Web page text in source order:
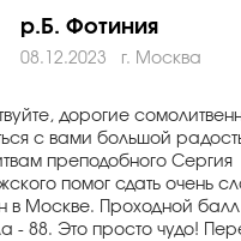
р.Б. Фотиния
08.12.2023 г. Москва
дорогие
с вами большой
преподобного Сергия
помог сдать очень
в Москве. Проходной балл
- 88. Это просто чудо!